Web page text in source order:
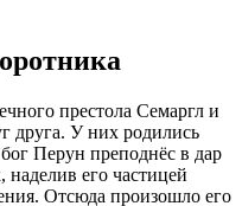
престола Семаргл и
друга. У них родились
Перун преподнёс в дар
его частицей
Отсюда произошло его